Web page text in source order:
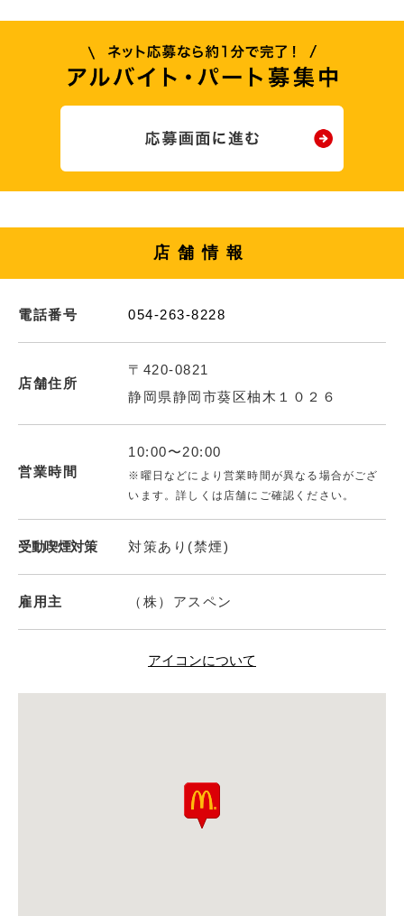
店舗情報
電話番号 054-263-8228
店舗住所
〒420-0821
静岡県静岡市葵区柚木１０２６
営業時間
10:00〜20:00
※曜日などにより営業時間が異なる場合がござ
います。詳しくは店舗にご確認ください。
受動喫煙対策 対策あり(禁煙)
雇用主 （株）アスペン
アイコンについて